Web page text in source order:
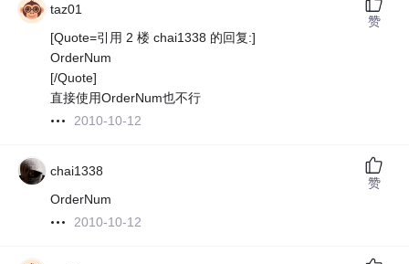
taz01
[Quote=引用 2 楼 chai1338 的回复:]
OrderNum
[/Quote]
直接使用OrderNum也不行
2010-10-12
赞
chai1338
OrderNum
2010-10-12
赞